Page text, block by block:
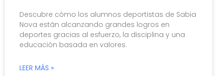
Descubre cómo los alumnos deportistas de Sabia
Nova están alcanzando grandes logros en
deportes gracias al esfuerzo, la disciplina y una
educación basada en valores.
LEER MÁS »